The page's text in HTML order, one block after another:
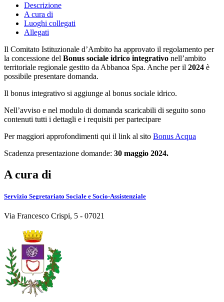
Descrizione
A cura di
Luoghi collegati
Allegati
Il Comitato Istituzionale d’Ambito ha approvato il regolamento per
la concessione del Bonus sociale idrico integrativo nell’ambito
territoriale regionale gestito da Abbanoa Spa. Anche per il 2024 è
possibile presentare domanda.
Il bonus integrativo si aggiunge al bonus sociale idrico.
Nell’avviso e nel modulo di domanda scaricabili di seguito sono
contenuti tutti i dettagli e i requisiti per partecipare
Per maggiori approfondimenti qui il link al sito Bonus Acqua
Scadenza presentazione domande: 30 maggio 2024.
A cura di
Servizio Segretariato Sociale e Socio-Assistenziale
Via Francesco Crispi, 5 - 07021